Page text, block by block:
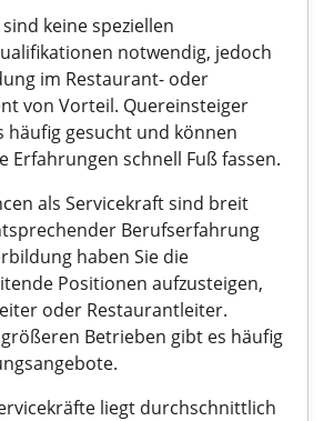
keine speziellen
notwendig, jedoch
im Restaurant- oder
von Vorteil. Quereinsteiger
häufig gesucht und können
Erfahrungen schnell Fuß fassen.
als Servicekraft sind breit
Berufserfahrung
haben Sie die
Positionen aufzusteigen,
oder Restaurantleiter.
Betrieben gibt es häufig
liegt durchschnittlich